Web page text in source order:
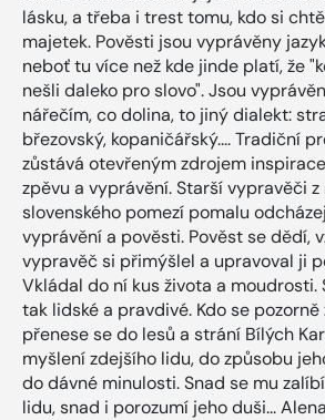
lásku, a třeba i trest tomu, kdo si
majetek. Pověsti jsou vyprávěny
neboť tu více než kde jinde platí, že
nešli daleko pro slovo". Jsou
nářečím, co dolina, to jiný dialekt:
březovský, kopaničářský.... Tradiční
zůstává otevřeným zdrojem
zpěvu a vyprávění. Starší vypravěči
slovenského pomezí pomalu
vyprávění a pověsti. Pověst se dědí,
vypravěč si přimýšlel a upravoval ji
Vkládal do ní kus života a moudrosti.
tak lidské a pravdivé. Kdo se
přenese se do lesů a strání Bílých
myšlení zdejšího lidu, do způsobu
do dávné minulosti. Snad se mu
lidu, snad i porozumí jeho duši...